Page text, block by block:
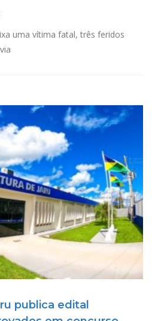
uma vítima fatal, três feridos
publica edital